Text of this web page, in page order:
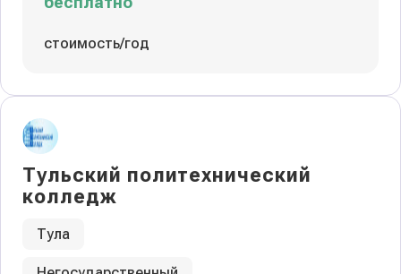
стоимость/год
Тульский политехнический
колледж
Тула